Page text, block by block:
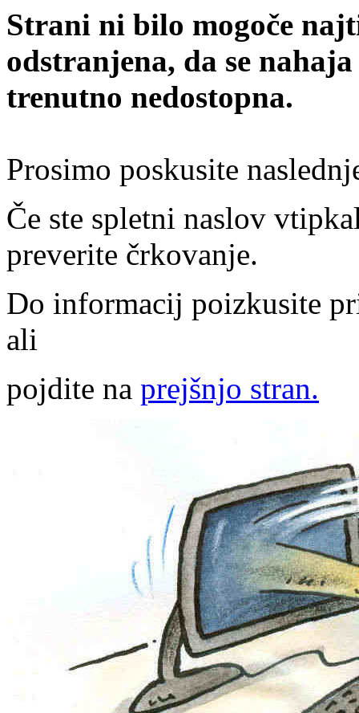
Strani ni bilo mogoče
odstranjena, da se
trenutno nedostopna.
Prosimo poskusite
Če ste spletni naslov
preverite črkovanje.
Do informacij poizkusite
ali
pojdite na prejšnjo stran.